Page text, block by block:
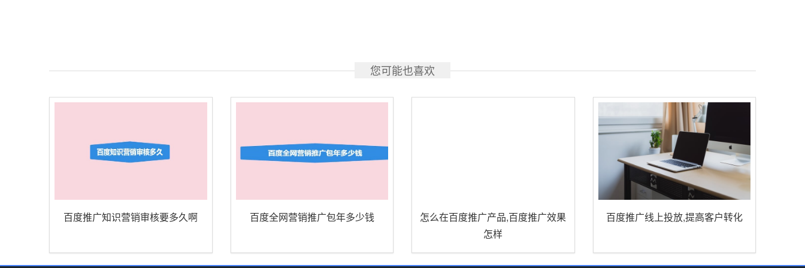
您可能也喜欢
百度推广知识营销审核要多久啊 百度全网营销推广包年多少钱
怎么在百度推广产品,百度推广效果
怎样
百度推广线上投放,提高客户转化